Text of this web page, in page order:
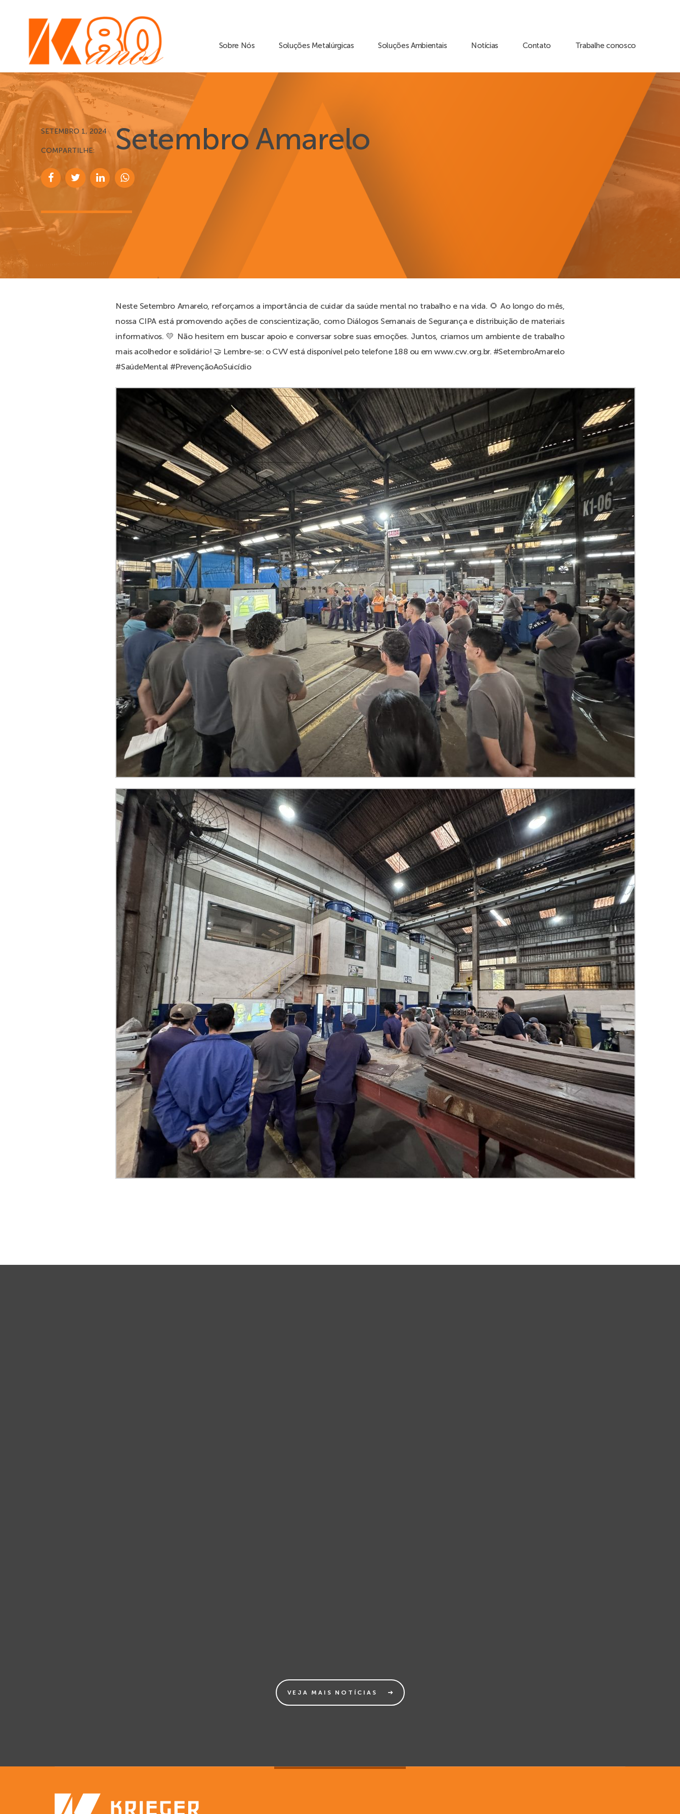
Sobre Nós Soluções Metalúrgicas Soluções Ambientais Notícias Contato Trabalhe conosco
Setembro Amarelo
SETEMBRO 1, 2024
COMPARTILHE:
Neste Setembro Amarelo, reforçamos a importância de cuidar da saúde mental no trabalho e na vida. 🌻 Ao longo do mês,
nossa CIPA está promovendo ações de conscientização, como Diálogos Semanais de Segurança e distribuição de materiais
informativos. 💛 Não hesitem em buscar apoio e conversar sobre suas emoções. Juntos, criamos um ambiente de trabalho
mais acolhedor e solidário! 🤝 Lembre-se: o CVV está disponível pelo telefone 188 ou em www.cvv.org.br. #SetembroAmarelo
#SaúdeMental #PrevençãoAoSuicídio
VEJA MAIS NOTÍCIAS